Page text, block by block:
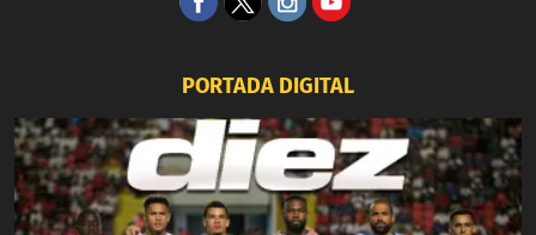
PORTADA DIGITAL